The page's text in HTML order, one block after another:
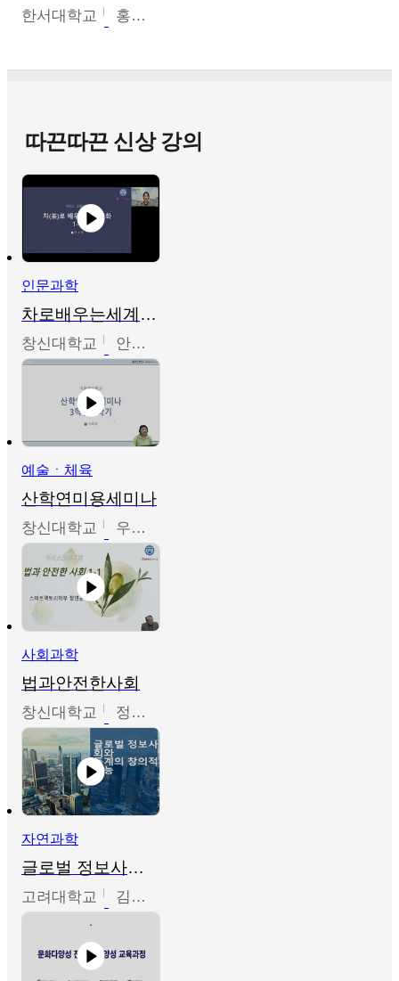
한서대학교 홍창호
따끈따끈 신상 강의
인문과학
차로배우는세계문화
창신대학교 안소영
예술ㆍ체육
산학연미용세미나
창신대학교 우미옥,오윤경,박선이
사회과학
법과안전한사회
창신대학교 정연균
자연과학
글로벌 정보사회와 통계의 창의적 기능
고려대학교 김희영